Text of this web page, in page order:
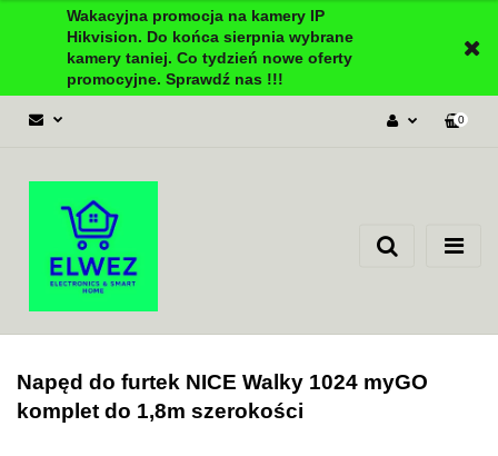
Wakacyjna promocja na kamery IP
Hikvision. Do końca sierpnia wybrane
kamery taniej. Co tydzień nowe oferty
promocyjne. Sprawdź nas !!!
Zgody cookies
0
Napęd do furtek NICE Walky 1024 myGO
komplet do 1,8m szerokości